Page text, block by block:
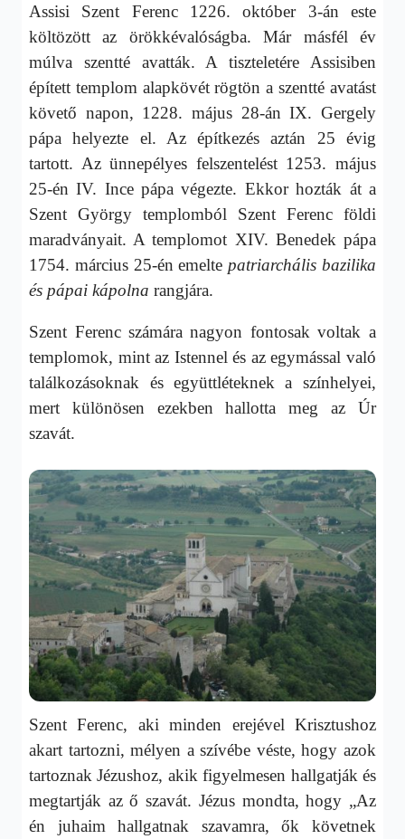
Assisi Szent Ferenc 1226. október 3-án este
költözött az örökkévalóságba. Már másfél év
múlva szentté avatták. A tiszteletére Assisiben
épített templom alapkövét rögtön a szentté avatást
követő napon, 1228. május 28-án IX. Gergely
pápa helyezte el. Az építkezés aztán 25 évig
tartott. Az ünnepélyes felszentelést 1253. május
25-én IV. Ince pápa végezte. Ekkor hozták át a
Szent György templomból Szent Ferenc földi
maradványait. A templomot XIV. Benedek pápa
1754. március 25-én emelte patriarchális bazilika
és pápai kápolna rangjára.
Szent Ferenc számára nagyon fontosak voltak a
templomok, mint az Istennel és az egymással való
találkozásoknak és együttléteknek a színhelyei,
mert különösen ezekben hallotta meg az Úr
szavát.
Szent Ferenc, aki minden erejével Krisztushoz
akart tartozni, mélyen a szívébe véste, hogy azok
tartoznak Jézushoz, akik figyelmesen hallgatják és
megtartják az ő szavát. Jézus mondta, hogy „Az
én juhaim hallgatnak szavamra, ők követnek